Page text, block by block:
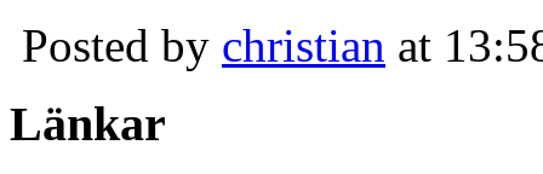
Posted by christian at
Länkar